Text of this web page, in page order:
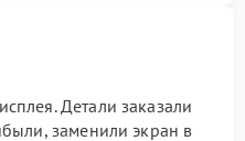
Детали заказали
заменили экран в